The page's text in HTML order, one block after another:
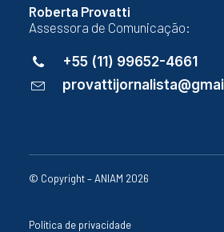
Roberta Provatti
Assessora de Comunicação:
+55 (11) 99652-4661
© Copyright – ANIAM 2026
Política de privacidade